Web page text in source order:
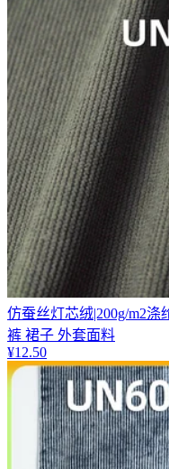
仿蚕丝灯芯绒|200g/m2涤
裤 裙子 外套面料
¥12.50